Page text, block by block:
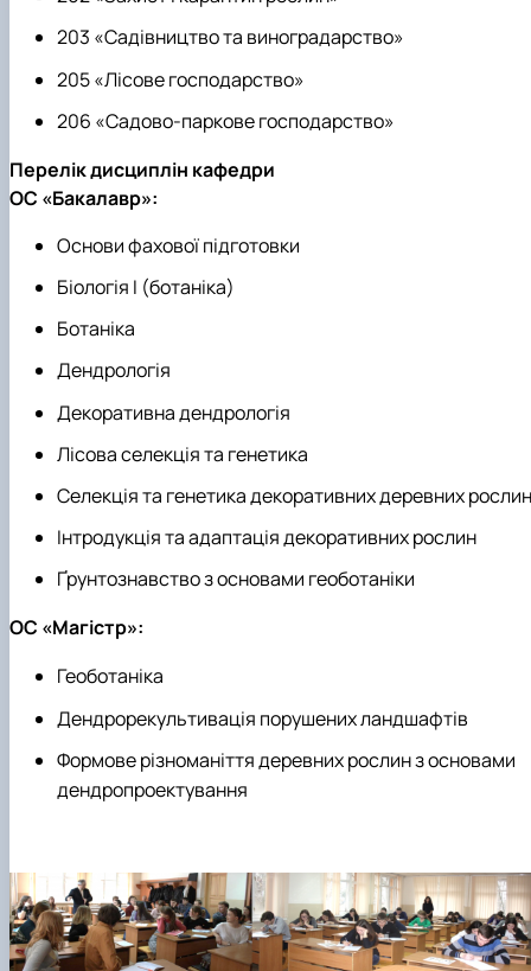
203 «Садівництво та виноградарство»
205 «Лісове господарство»
206 «Садово-паркове господарство»
Перелік дисциплін кафедри
ОС «Бакалавр»:
Основи фахової підготовки
Біологія І (ботаніка)
Ботаніка
Дендрологія
Декоративна дендрологія
Лісова селекція та генетика
Селекція та генетика декоративних деревних рослин
Інтродукція та адаптація декоративних рослин
Ґрунтознавство з основами геоботаніки
ОС «Магістр»:
Геоботаніка
Дендрорекультивація порушених ландшафтів
Формове різноманіття деревних рослин з основами
дендропроектування